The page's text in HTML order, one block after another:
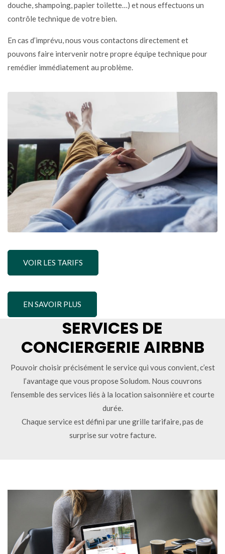
douche, shampoing, papier toilette…) et nous effectuons un
contrôle technique de votre bien.
En cas d’imprévu, nous vous contactons directement et
pouvons faire intervenir notre propre équipe technique pour
remédier immédiatement au problème.
VOIR LES TARIFS
EN SAVOIR PLUS
SERVICES DE
CONCIERGERIE AIRBNB
Pouvoir choisir précisément le service qui vous convient, c’est
l’avantage que vous propose Soludom. Nous couvrons
l’ensemble des services liés à la location saisonnière et courte
durée.
Chaque service est défini par une grille tarifaire, pas de
surprise sur votre facture.